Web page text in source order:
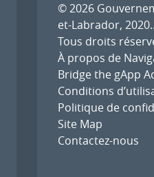
© 2026
et-Labrador, 2020..
Tous droits
À propos de
Bridge the gApp
Conditions
Politique de
Site Map
Contactez-nous